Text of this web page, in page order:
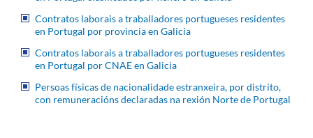
Contratos laborais a traballadores portugueses residentes
en Portugal por provincia en Galicia
Contratos laborais a traballadores portugueses residentes
en Portugal por CNAE en Galicia
Persoas físicas de nacionalidade estranxeira, por distrito,
con remuneracións declaradas na rexión Norte de Portugal